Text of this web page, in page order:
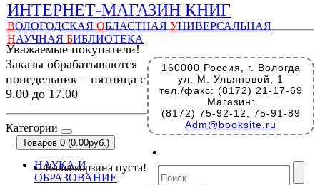
ИНТЕРНЕТ-МАГАЗИН КНИГ
ВОЛОГОДСКАЯ ОБЛАСТНАЯ УНИВЕРСАЛЬНАЯ
НАУЧНАЯ БИБЛИОТЕКА
160000 Россия, г. Вологда
ул. М. Ульяновой, 1
тел./факс: (8172) 21-17-69
Магазин:
(8172) 75-92-12, 75-91-89
Adm@booksite.ru
Уважаемые покупатели!
Заказы обрабатываются
понедельник – пятница с
9.00 до 17.00
Категории
Товаров 0 (0.00руб.)
Ваша корзина пуста!
НАУКА И
ОБРАЗОВАНИЕ